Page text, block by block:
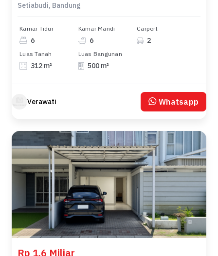
Setiabudi, Bandung
Kamar Tidur
6
Kamar Mandi
6
Carport
2
Luas Tanah
312 m²
Luas Bangunan
500 m²
Verawati Whatsapp
Rp 1,6 Miliar